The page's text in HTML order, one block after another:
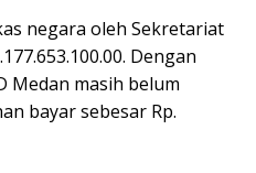
negara oleh Sekretariat
Dengan
Medan masih belum
bayar sebesar Rp.